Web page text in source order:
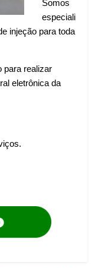
Somos
especiali
injeção para toda
para realizar
eletrônica da